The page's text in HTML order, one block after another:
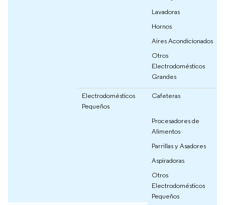
Lavadoras
Hornos
Aires Acondicionados
Otros
Electrodomésticos
Grandes
Electrodomésticos
Pequeños
Cafeteras
Procesadores de
Alimentos
Parrillas y Asadores
Aspiradoras
Otros
Electrodomésticos
Pequeños